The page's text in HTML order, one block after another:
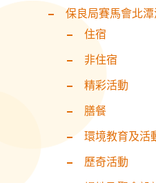
保良局賽馬會北
住宿
非住宿
精彩活動
膳餐
環境教育及活
歷奇活動